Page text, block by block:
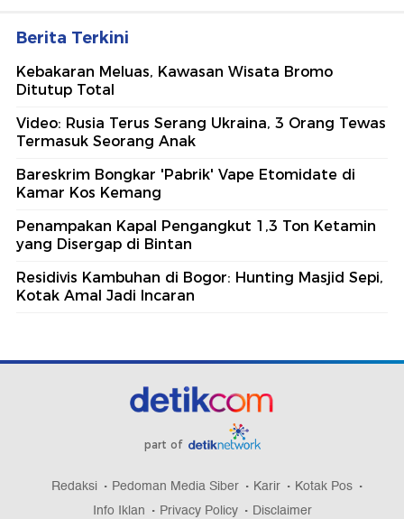
Berita Terkini
Kebakaran Meluas, Kawasan Wisata Bromo
Ditutup Total
Video: Rusia Terus Serang Ukraina, 3 Orang Tewas
Termasuk Seorang Anak
Bareskrim Bongkar 'Pabrik' Vape Etomidate di
Kamar Kos Kemang
Penampakan Kapal Pengangkut 1,3 Ton Ketamin
yang Disergap di Bintan
Residivis Kambuhan di Bogor: Hunting Masjid Sepi,
Kotak Amal Jadi Incaran
part of
Redaksi Pedoman Media Siber Karir
Kotak Pos
Info Iklan
Privacy Policy Disclaimer